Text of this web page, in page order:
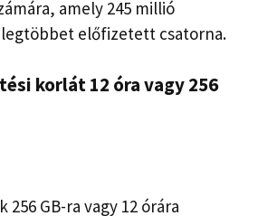
amely 245 millió
előfizetett csatorna.
korlát 12 óra vagy 256
GB-ra vagy 12 órára